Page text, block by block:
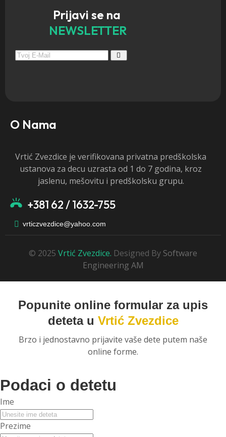
Prijavi se na
NEWSLETTER
O Nama
Vrtić Zvezdice je verifikovana privatna predškolska
ustanova za decu uzrasta od 1 do 7 godina, kroz
jaslenu, mešovitu i predškolsku grupu.
+381 62 / 1632-755
vrticzvezdice@yahoo.com
© 2025 Vrtić Zvezdice. Designed By Software
Engineering AM
Popunite online formular za upis
deteta u Vrtić Zvezdice
Brzo i jednostavno prijavite vaše dete putem naše
online forme.
Podaci o detetu
Ime
Prezime